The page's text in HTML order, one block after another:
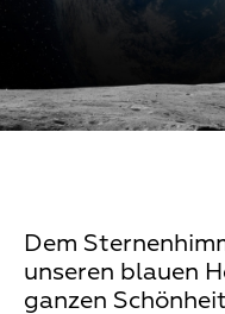
Dem
unseren blauen
ganzen